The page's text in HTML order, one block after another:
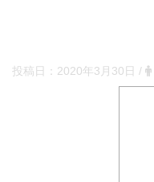
投稿日： 2020年3月30日 /